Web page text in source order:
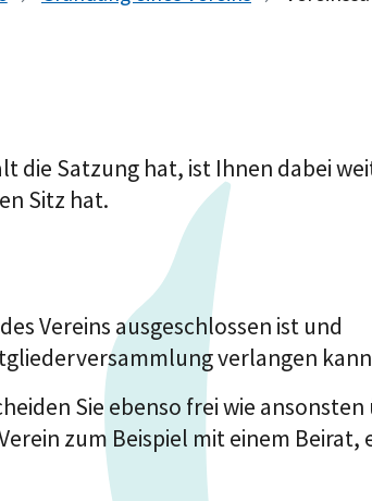
die Satzung hat, ist Ihnen dabei
Sitz hat.
Vereins ausgeschlossen ist und
verlangen
Sie ebenso frei wie
zum Beispiel mit einem